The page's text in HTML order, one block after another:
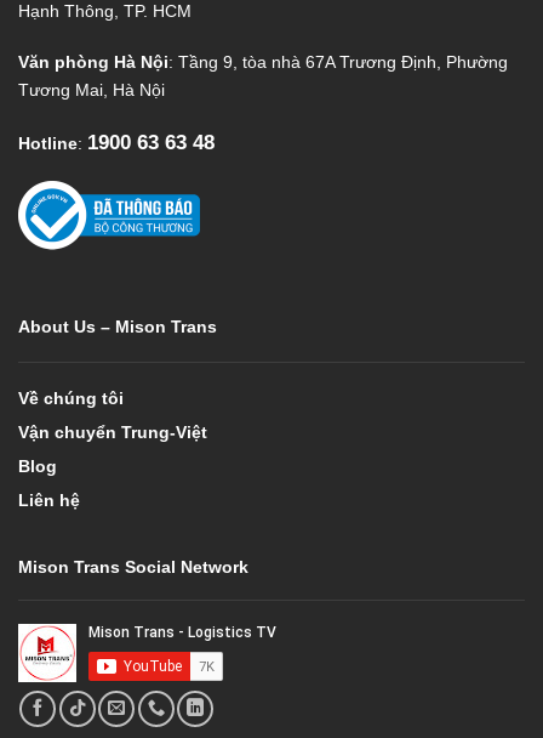
Hạnh Thông, TP. HCM
Văn phòng Hà Nội: Tầng 9, tòa nhà 67A Trương Định, Phường
Tương Mai, Hà Nội
Hotline: 1900 63 63 48
About Us – Mison Trans
Về chúng tôi
Vận chuyển Trung-Việt
Blog
Liên hệ
Mison Trans Social Network